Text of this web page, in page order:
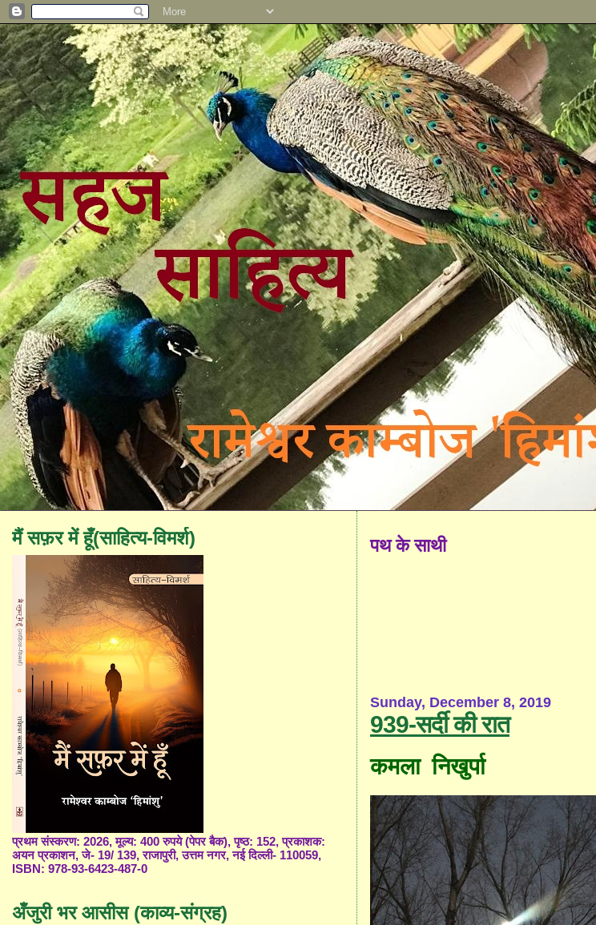
पथ के साथी
Sunday, December 8, 2019
939-सर्दी की रात
कमला निखुर्पा
मैं सफ़र में हूँ(साहित्य-विमर्श)
प्रथम संस्करण: 2026, मूल्य: 400 रुपये (पेपर बैक), पृष्ठ: 152, प्रकाशक:
अयन प्रकाशन, जे- 19/ 139, राजापुरी, उत्तम नगर, नई दिल्ली- 110059,
ISBN: 978-93-6423-487-0
अँजुरी भर आसीस (काव्य-संग्रह)